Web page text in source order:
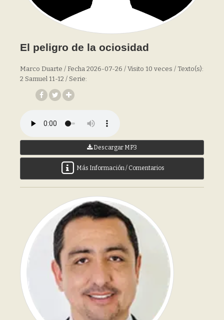
El peligro de la ociosidad
Marco Duarte / Fecha 2026-07-26 / Visito 10 veces / Texto(s):
2 Samuel 11-12 / Serie:
Descargar MP3
Más Información / Comentarios